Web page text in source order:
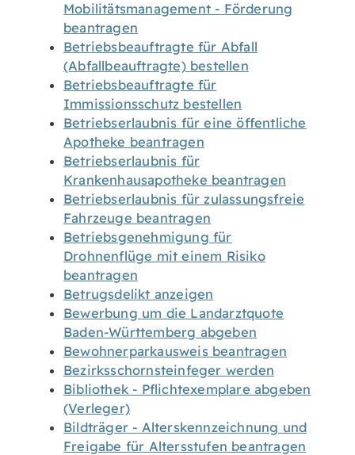
Mobilitätsmanagement - Förderung
beantragen
Betriebsbeauftragte für Abfall
(Abfallbeauftragte) bestellen
Betriebsbeauftragte für
Immissionsschutz bestellen
Betriebserlaubnis für eine öffentliche
Apotheke beantragen
Betriebserlaubnis für
Krankenhausapotheke beantragen
Betriebserlaubnis für zulassungsfreie
Fahrzeuge beantragen
Betriebsgenehmigung für
Drohnenflüge mit einem Risiko
beantragen
Betrugsdelikt anzeigen
Bewerbung um die Landarztquote
Baden-Württemberg abgeben
Bewohnerparkausweis beantragen
Bezirksschornsteinfeger werden
Bibliothek - Pflichtexemplare abgeben
(Verleger)
Bildträger - Alterskennzeichnung und
Freigabe für Altersstufen beantragen